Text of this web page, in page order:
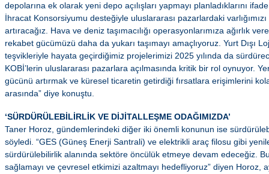
depolarına ek olarak yeni depo açılışları yapmayı planladıklarını
İhracat Konsorsiyumu desteğiyle uluslararası pazarlardaki
artıracağız. Hava ve deniz taşımacılığı operasyonlarımıza ağırlık
rekabet gücümüzü daha da yukarı taşımayı amaçlıyoruz. Yurt Dışı
teşvikleriyle hayata geçirdiğimiz projelerimizi 2025 yılında da
KOBİ’lerin uluslararası pazarlara açılmasında kritik bir rol oynuyor.
gücünü artırmak ve küresel ticaretin getirdiği fırsatlara erişimlerini
arasında” diye konuştu.
‘SÜRDÜRÜLEBİLİRLİK VE DİJİTALLEŞME ODAĞIMIZDA’
Taner Horoz, gündemlerindeki diğer iki önemli konunun ise
söyledi. “GES (Güneş Enerji Santrali) ve elektrikli araç filosu gibi
sürdürülebilirlik alanında sektöre öncülük etmeye devam edeceğiz.
sağlamayı ve çevresel etkimizi azaltmayı hedefliyoruz” diyen Horoz,